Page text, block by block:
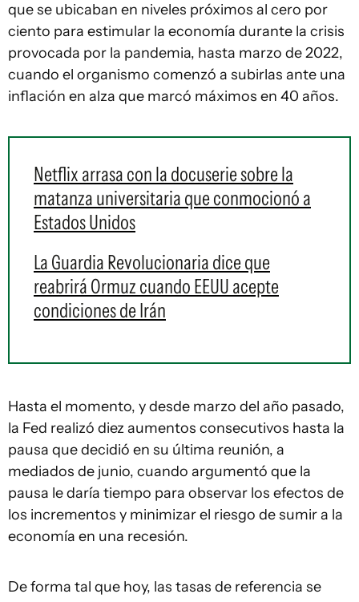
que se ubicaban en niveles próximos al cero por
ciento para estimular la economía durante la crisis
provocada por la pandemia, hasta marzo de 2022,
cuando el organismo comenzó a subirlas ante una
inflación en alza que marcó máximos en 40 años.
Netflix arrasa con la docuserie sobre la
matanza universitaria que conmocionó a
Estados Unidos
La Guardia Revolucionaria dice que
reabrirá Ormuz cuando EEUU acepte
condiciones de Irán
Hasta el momento, y desde marzo del año pasado,
la Fed realizó diez aumentos consecutivos hasta la
pausa que decidió en su última reunión, a
mediados de junio, cuando argumentó que la
pausa le daría tiempo para observar los efectos de
los incrementos y minimizar el riesgo de sumir a la
economía en una recesión.
De forma tal que hoy, las tasas de referencia se